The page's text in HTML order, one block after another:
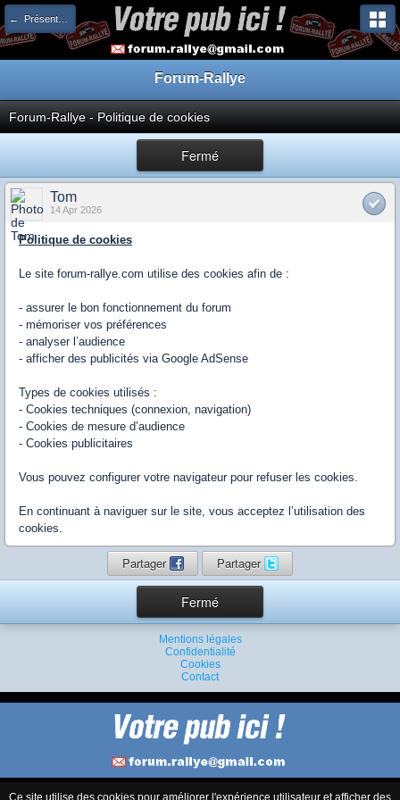
← Présentation & Charte
Forum-Rallye
Forum-Rallye - Politique de cookies
Fermé
Tom
14 Apr 2026
Politique de cookies
Le site forum-rallye.com utilise des cookies afin de :
- assurer le bon fonctionnement du forum
- mémoriser vos préférences
- analyser l’audience
- afficher des publicités via Google AdSense
Types de cookies utilisés :
- Cookies techniques (connexion, navigation)
- Cookies de mesure d’audience
- Cookies publicitaires
Vous pouvez configurer votre navigateur pour refuser les cookies.
En continuant à naviguer sur le site, vous acceptez l’utilisation des
cookies.
Partager Partager
Fermé
Mentions légales
Confidentialité
Cookies
Contact
Ce site utilise des cookies pour améliorer l'expérience utilisateur et afficher des